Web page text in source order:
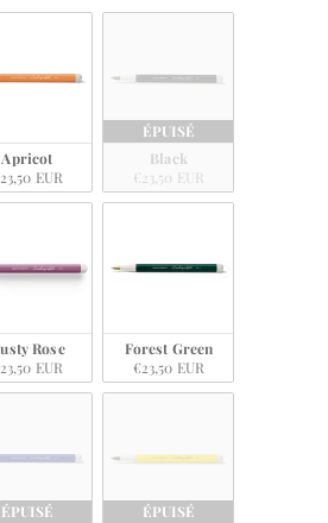
Apricot
EUR
ÉPUISÉ
Black
€23,50 EUR
Rose
EUR
Forest Green
€23,50 EUR
ÉPUISÉ
ÉPUISÉ